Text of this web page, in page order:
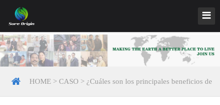
HOME > CASO > ¿Cuáles son los principales beneficios de